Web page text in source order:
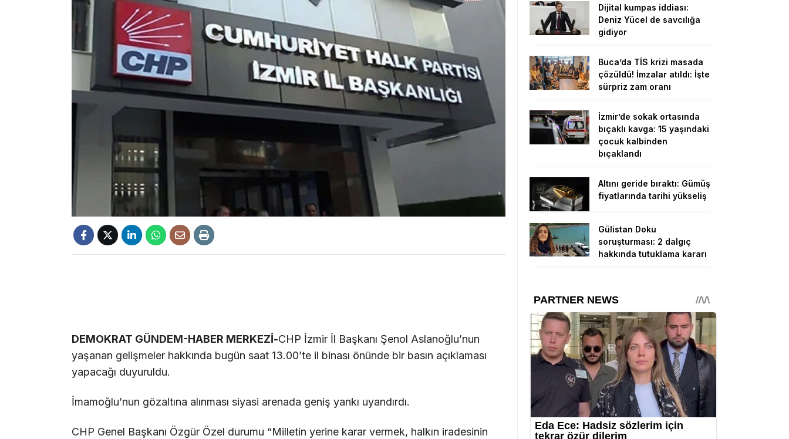
DEMOKRAT GÜNDEM-HABER MERKEZİ-CHP İzmir İl Başkanı Şenol Aslanoğlu’nun
yaşanan gelişmeler hakkında bugün saat 13.00’te il binası önünde bir basın açıklaması
yapacağı duyuruldu.
İmamoğlu’nun gözaltına alınması siyasi arenada geniş yankı uyandırdı.
CHP Genel Başkanı Özgür Özel durumu “Milletin yerine karar vermek, halkın iradesinin
Dijital kumpas iddiası:
Deniz Yücel de savcılığa
gidiyor
Buca’da TİS krizi masada
çözüldü! İmzalar atıldı: İşte
sürpriz zam oranı
İzmir’de sokak ortasında
bıçaklı kavga: 15 yaşındaki
çocuk kalbinden
bıçaklandı
Altını geride bıraktı: Gümüş
fiyatlarında tarihi yükseliş
Gülistan Doku
soruşturması: 2 dalgıç
hakkında tutuklama kararı